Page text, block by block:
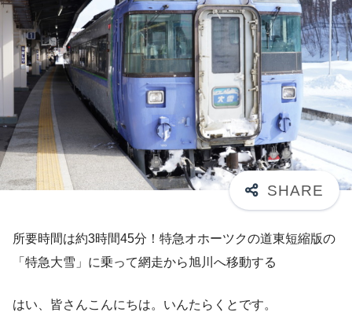
所要時間は約3時間45分！特急オホーツクの道東短縮版の
「特急大雪」に乗って網走から旭川へ移動する
はい、皆さんこんにちは。いんたらくとです。